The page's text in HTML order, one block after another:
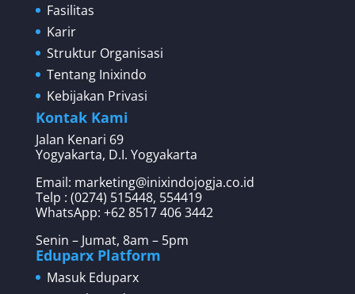
Fasilitas
Karir
Struktur Organisasi
Tentang Inixindo
Kebijakan Privasi
Kontak Kami
Jalan Kenari 69
Yogyakarta, D.I. Yogyakarta
Email: marketing@inixindojogja.co.id
Telp : (0274) 515448, 554419
WhatsApp: +62 8517 406 3442
Senin – Jumat, 8am – 5pm
Eduparx Platform
Masuk Eduparx